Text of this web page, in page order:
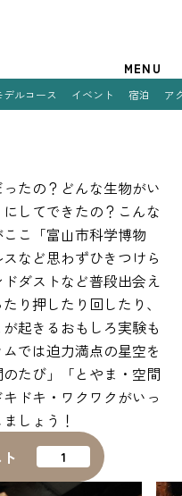
デルコース イベント 宿泊 ア
たの？どんな生物がい
してできたの？こんな
こ「富山市科学博物
など思わずひきつけら
ダストなど普段出会え
り押したり回したり、
起きるおもしろ実験も
では迫力満点の星空を
たび」「とやま・空間
ドキ・ワクワクがいっ
しょう！
MENU